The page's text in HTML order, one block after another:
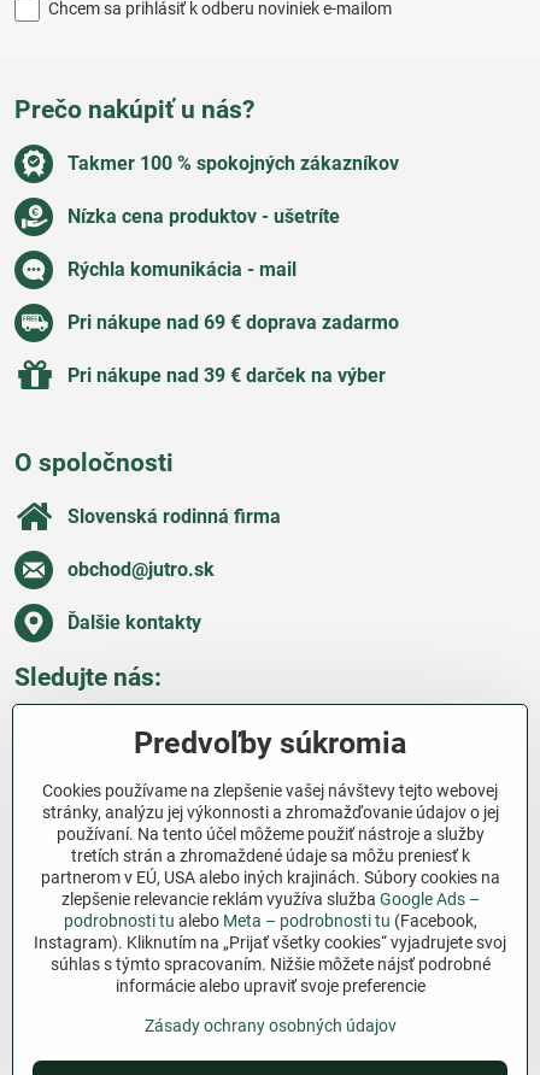
Chcem sa prihlásiť k odberu noviniek e-mailom
Prečo nakúpiť u nás?
Takmer 100 % spokojných zákazníkov
Nízka cena produktov - ušetríte
Rýchla komunikácia - mail
Pri nákupe nad 69 € doprava zadarmo
Pri nákupe nad 39 € darček na výber
O spoločnosti
Slovenská rodinná firma
obchod​@jutro​.sk
Ďalšie kontakty
Sledujte nás:
Všetko o nákupe
Ďakujeme za podporu
Sme slovenský e-shop bez dotácií​. Fungujeme len
vďaka vám – ľuďom, ktorí veria v poctivú prácu a
lásku k pôde​. Každý nákup na Jutro​.sk nám pomáha
pokračovať v tom, čo má zmysel – pomáhať
záhradkárom zadarmo a srdcom​.
©2026Copyright
Predvoľby súkromia
Cookies používame na zlepšenie vašej návštevy tejto webovej
stránky, analýzu jej výkonnosti a zhromažďovanie údajov o jej
používaní. Na tento účel môžeme použiť nástroje a služby
tretích strán a zhromaždené údaje sa môžu preniesť k
partnerom v EÚ, USA alebo iných krajinách. Súbory cookies na
zlepšenie relevancie reklám využíva služba Google Ads –
podrobnosti tu alebo Meta – podrobnosti tu (Facebook,
Instagram). Kliknutím na „Prijať všetky cookies“ vyjadrujete svoj
súhlas s týmto spracovaním. Nižšie môžete nájsť podrobné
informácie alebo upraviť svoje preferencie
Zásady ochrany osobných údajov